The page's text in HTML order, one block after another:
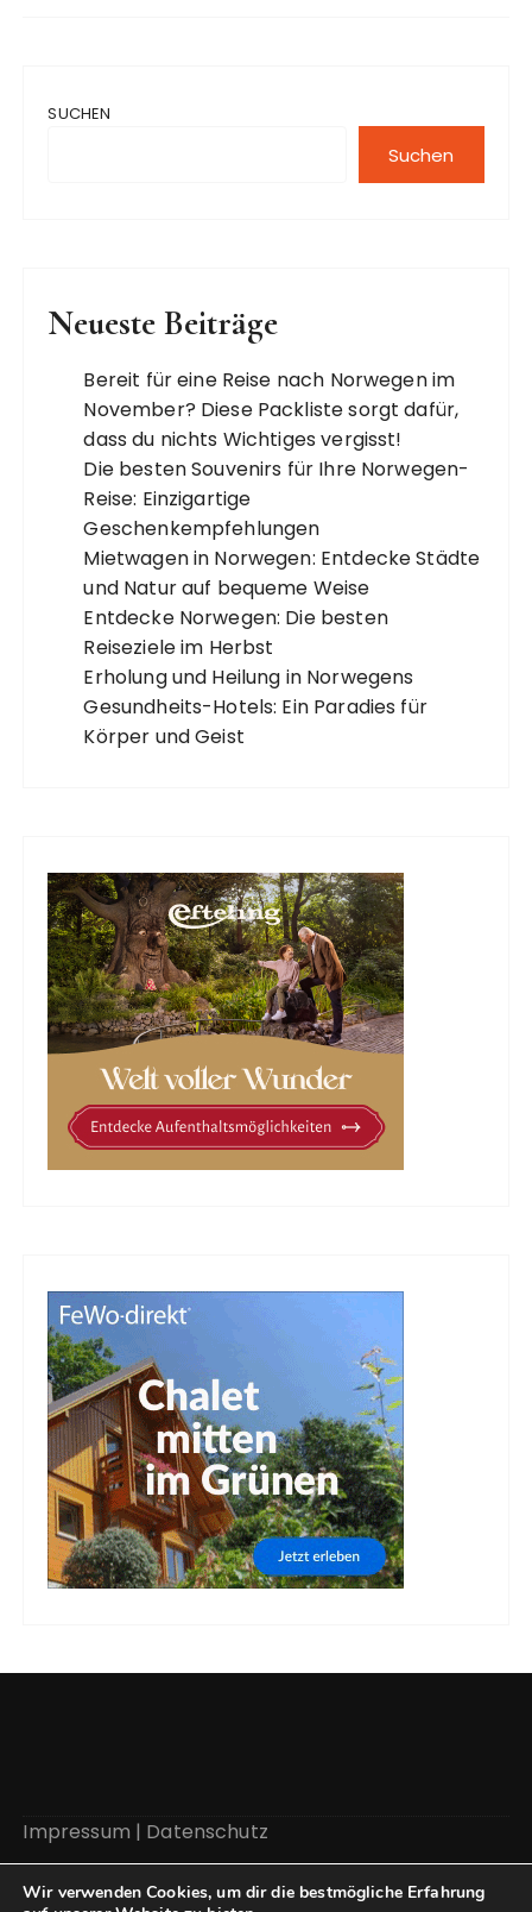
SUCHEN
Suchen
Neueste Beiträge
Bereit für eine Reise nach Norwegen im
November? Diese Packliste sorgt dafür,
dass du nichts Wichtiges vergisst!
Die besten Souvenirs für Ihre Norwegen-
Reise: Einzigartige
Geschenkempfehlungen
Mietwagen in Norwegen: Entdecke Städte
und Natur auf bequeme Weise
Entdecke Norwegen: Die besten
Reiseziele im Herbst
Erholung und Heilung in Norwegens
Gesundheits-Hotels: Ein Paradies für
Körper und Geist
Impressum | Datenschutz
Wir verwenden Cookies, um dir die bestmögliche Erfahrung